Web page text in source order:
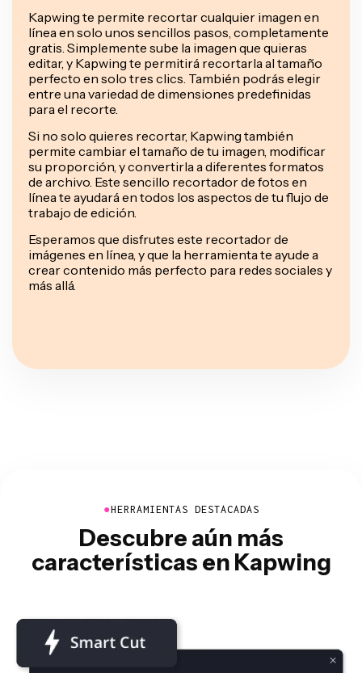
Kapwing te permite recortar cualquier imagen en
línea en solo unos sencillos pasos, completamente
gratis. Simplemente sube la imagen que quieras
editar, y Kapwing te permitirá recortarla al tamaño
perfecto en solo tres clics. También podrás elegir
entre una variedad de dimensiones predefinidas
para el recorte.
Si no solo quieres recortar, Kapwing también
permite cambiar el tamaño de tu imagen, modificar
su proporción, y convertirla a diferentes formatos
de archivo. Este sencillo recortador de fotos en
línea te ayudará en todos los aspectos de tu flujo de
trabajo de edición.
Esperamos que disfrutes este recortador de
imágenes en línea, y que la herramienta te ayude a
crear contenido más perfecto para redes sociales y
más allá.
●HERRAMIENTAS DESTACADAS
Descubre aún más
características en Kapwing